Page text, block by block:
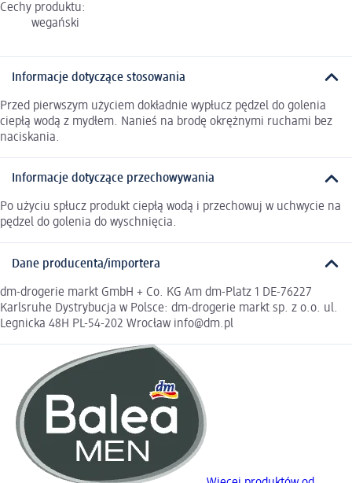
Cechy produktu:
wegański
Informacje dotyczące stosowania
Przed pierwszym użyciem dokładnie wypłucz pędzel do golenia
ciepłą wodą z mydłem. Nanieś na brodę okrężnymi ruchami bez
naciskania.
Informacje dotyczące przechowywania
Po użyciu spłucz produkt ciepłą wodą i przechowuj w uchwycie na
pędzel do golenia do wyschnięcia.
Dane producenta/importera
dm-drogerie markt GmbH + Co. KG Am dm-Platz 1 DE-76227
Karlsruhe Dystrybucja w Polsce: dm-drogerie markt sp. z o.o. ul.
Legnicka 48H PL-54-202 Wrocław info@dm.pl